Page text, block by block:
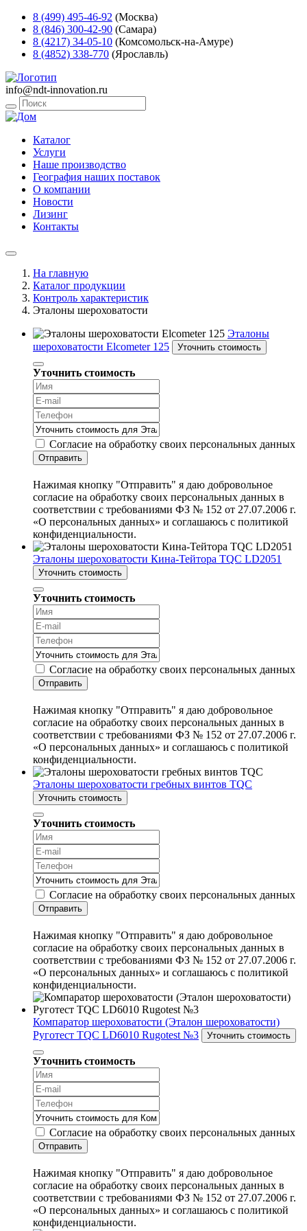
8 (499) 495-46-92 (Москва)
8 (846) 300-42-90 (Самара)
8 (4217) 34-05-10 (Комсомольск-на-Амуре)
8 (4852) 338-770 (Ярославль)
info@ndt-innovation.ru
Каталог
Услуги
Наше производство
География наших поставок
О компании
Новости
Лизинг
Контакты
На главную
Каталог продукции
Контроль характеристик
Эталоны шероховатости
Эталоны
шероховатости Elcometer 125
Уточнить стоимость
Уточнить стоимость
Согласие на обработку своих персональных данных
Отправить
Нажимая кнопку "Отправить" я даю добровольное
согласие на обработку своих персональных данных в
соответствии с требованиями ФЗ № 152 от 27.07.2006 г.
«О персональных данных» и соглашаюсь с политикой
конфиденциальности.
Эталоны шероховатости Кина-Тейтора TQC LD2051
Уточнить стоимость
Уточнить стоимость
Согласие на обработку своих персональных данных
Отправить
Нажимая кнопку "Отправить" я даю добровольное
согласие на обработку своих персональных данных в
соответствии с требованиями ФЗ № 152 от 27.07.2006 г.
«О персональных данных» и соглашаюсь с политикой
конфиденциальности.
Эталоны шероховатости гребных винтов TQC
Уточнить стоимость
Уточнить стоимость
Согласие на обработку своих персональных данных
Отправить
Нажимая кнопку "Отправить" я даю добровольное
согласие на обработку своих персональных данных в
соответствии с требованиями ФЗ № 152 от 27.07.2006 г.
«О персональных данных» и соглашаюсь с политикой
конфиденциальности.
Компаратор шероховатости (Эталон шероховатости)
Руготест TQC LD6010 Rugotest №3
Уточнить стоимость
Уточнить стоимость
Согласие на обработку своих персональных данных
Отправить
Нажимая кнопку "Отправить" я даю добровольное
согласие на обработку своих персональных данных в
соответствии с требованиями ФЗ № 152 от 27.07.2006 г.
«О персональных данных» и соглашаюсь с политикой
конфиденциальности.